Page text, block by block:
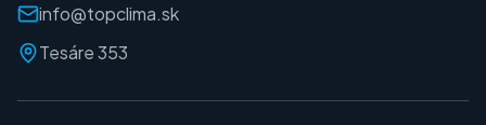
info@topclima.sk
Tesáre 353